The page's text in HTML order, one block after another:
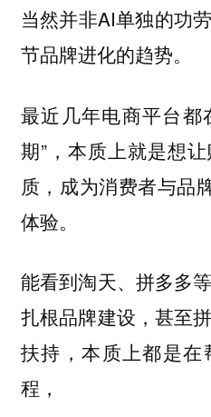
当然并非AI单独的功
节品牌进化的趋势。
最近几年电商平台都
期”，本质上就是想
质，成为消费者与品
体验。
能看到淘天、拼多多
扎根品牌建设，甚至
扶持，本质上都是
程，